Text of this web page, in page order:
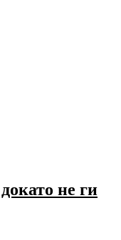
не ги